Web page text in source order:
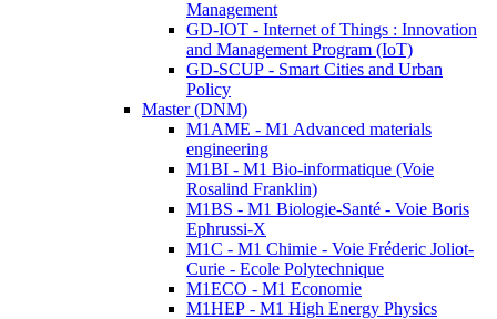
Management
GD-IOT - Internet of Things : Innovation
and Management Program (IoT)
GD-SCUP - Smart Cities and Urban
Policy
Master (DNM)
M1AME - M1 Advanced materials
engineering
M1BI - M1 Bio-informatique (Voie
Rosalind Franklin)
M1BS - M1 Biologie-Santé - Voie Boris
Ephrussi-X
M1C - M1 Chimie - Voie Fréderic Joliot-
Curie - Ecole Polytechnique
M1ECO - M1 Economie
M1HEP - M1 High Energy Physics